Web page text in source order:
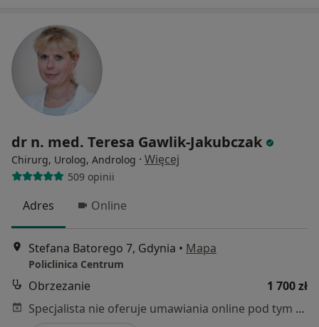
dr n. med. Teresa Gawlik-Jakubczak
Chirurg, Urolog, Androlog · Więcej
509 opinii
Adres Online
Stefana Batorego 7, Gdynia • Mapa
Policlinica Centrum
Obrzezanie
1 700 zł
Specjalista nie oferuje umawiania online pod tym adresem.